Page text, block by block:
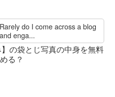
do I come across a blog
enga...
の袋とじ写真の中身を無料
る？